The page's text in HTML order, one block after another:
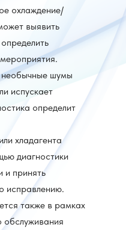
охлаждение/
выявить
необычные шумы
испускает
определит
хладагента
диагностики
и принять
исправлению.
также в рамках
обслуживания